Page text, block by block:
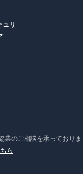
ュリ
業のご相談を承っておりま
ら